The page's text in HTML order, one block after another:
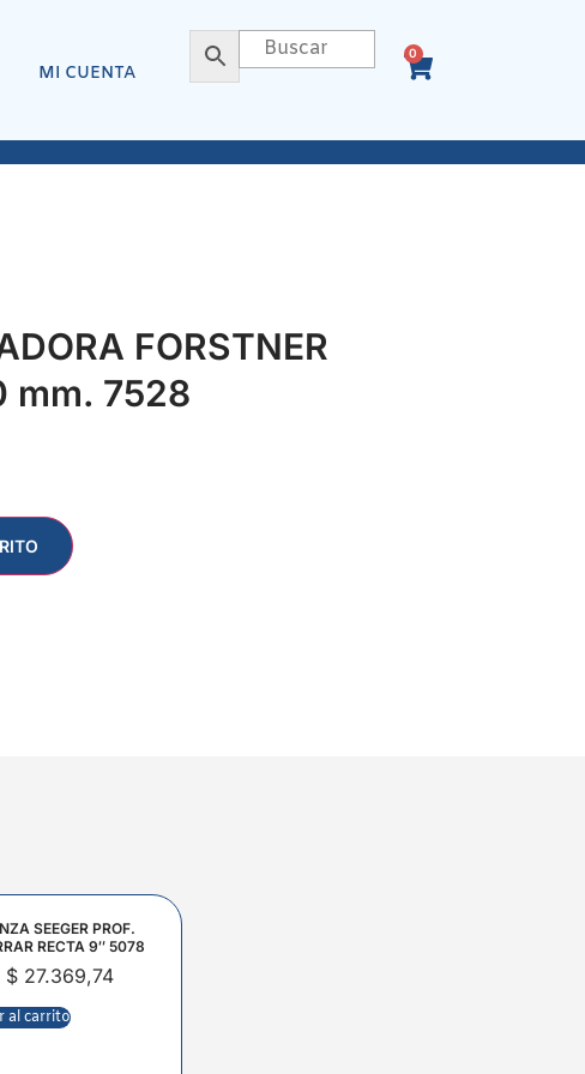
MI CUENTA
0
FORSTNER
mm. 7528
SEEGER PROF.
RECTA 9″ 5078
$ 27.369,74
al carrito